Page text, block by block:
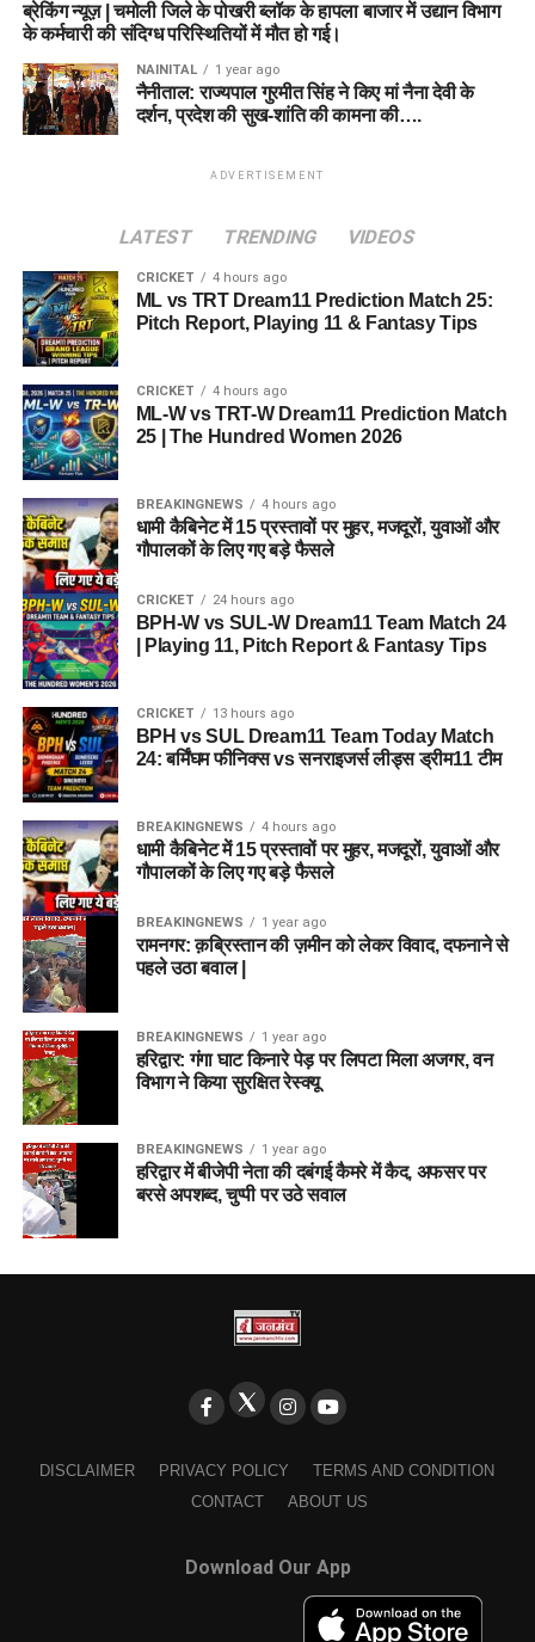
ब्रेकिंग न्यूज़ | चमोली जिले के पोखरी ब्लॉक के हापला बाजार में उद्यान विभाग
के कर्मचारी की संदिग्ध परिस्थितियों में मौत हो गई।
NAINITAL 1 year ago
नैनीताल: राज्यपाल गुरमीत सिंह ने किए मां नैना देवी के
दर्शन, प्रदेश की सुख-शांति की कामना की….
ADVERTISEMENT
LATEST TRENDING VIDEOS
CRICKET 4 hours ago
ML vs TRT Dream11 Prediction Match 25:
Pitch Report, Playing 11 & Fantasy Tips
CRICKET 4 hours ago
ML-W vs TRT-W Dream11 Prediction Match
25 | The Hundred Women 2026
BREAKINGNEWS 4 hours ago
धामी कैबिनेट में 15 प्रस्तावों पर मुहर, मजदूरों, युवाओं और
गौपालकों के लिए गए बड़े फैसले
CRICKET 24 hours ago
BPH-W vs SUL-W Dream11 Team Match 24
| Playing 11, Pitch Report & Fantasy Tips
CRICKET 13 hours ago
BPH vs SUL Dream11 Team Today Match
24: बर्मिंघम फीनिक्स vs सनराइजर्स लीड्स ड्रीम11 टीम
BREAKINGNEWS 4 hours ago
धामी कैबिनेट में 15 प्रस्तावों पर मुहर, मजदूरों, युवाओं और
गौपालकों के लिए गए बड़े फैसले
BREAKINGNEWS 1 year ago
रामनगर: क़ब्रिस्तान की ज़मीन को लेकर विवाद, दफनाने से
पहले उठा बवाल |
BREAKINGNEWS 1 year ago
हरिद्वार: गंगा घाट किनारे पेड़ पर लिपटा मिला अजगर, वन
विभाग ने किया सुरक्षित रेस्क्यू
BREAKINGNEWS 1 year ago
हरिद्वार में बीजेपी नेता की दबंगई कैमरे में कैद, अफसर पर
बरसे अपशब्द, चुप्पी पर उठे सवाल
DISCLAIMER PRIVACY POLICY
TERMS AND CONDITION
CONTACT
ABOUT US
Download Our App